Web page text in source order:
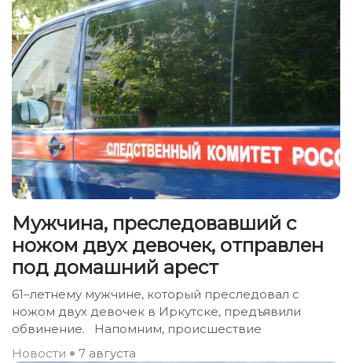
Мужчина, преследовавший с
ножом двух девочек, отправлен
под домашний арест
61–летнему мужчине, который преследовал с
ножом двух девочек в Иркутске, предъявили
обвинение. Напомним, происшествие
Новости
7 августа